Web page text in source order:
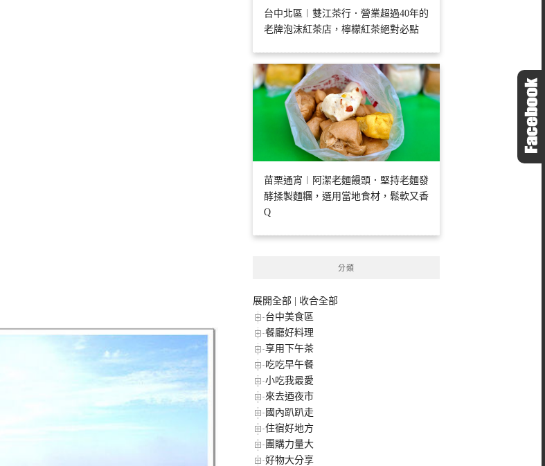
台中北區︱雙江茶行．營業超過40年的
老牌泡沫紅茶店，檸檬紅茶絕對必點
苗栗通宵︱阿潔老麵饅頭．堅持老麵發
酵揉製麵糰，選用當地食材，鬆軟又香
Q
分類
展開全部
收合全部
台中美食區
餐廳好料理
享用下午茶
吃吃早午餐
小吃我最愛
來去迺夜市
國內趴趴走
住宿好地方
團購力量大
好物大分享